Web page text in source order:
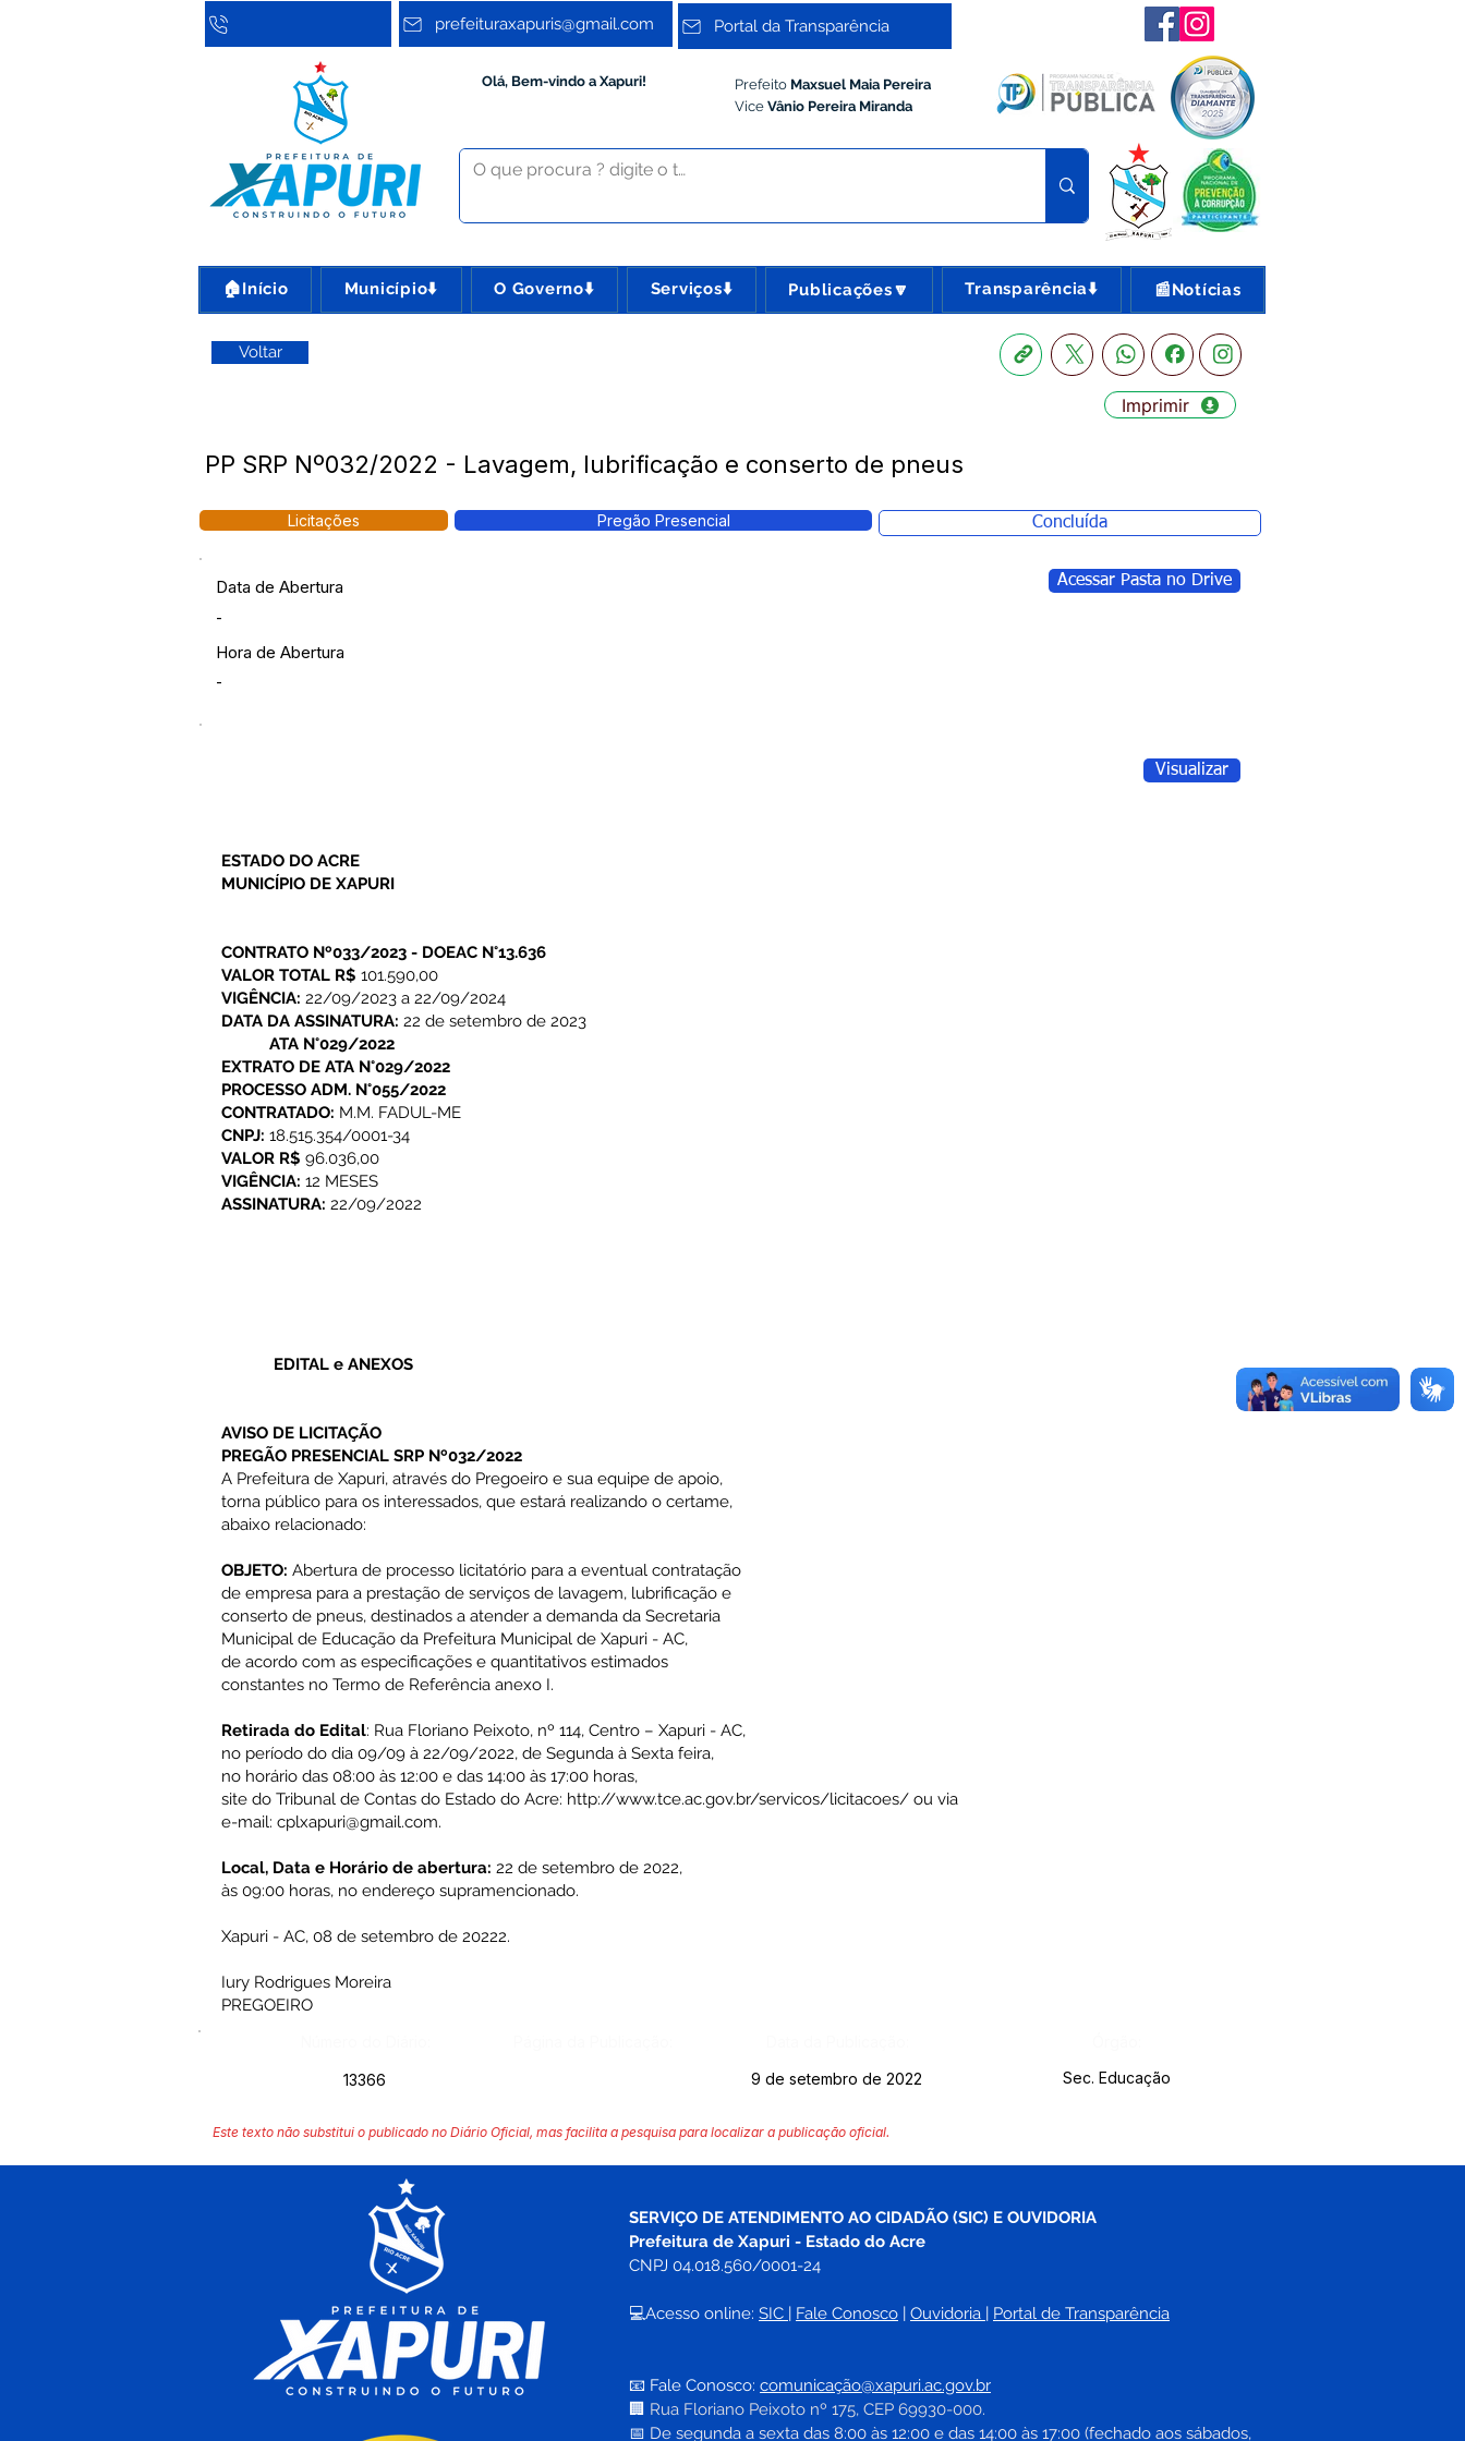
prefeituraxapuris@gmail.com Portal da Transparência
Olá, Bem-vindo a Xapuri! Prefeito Maxsuel Maia Pereira
Vice Vânio Pereira Miranda
🏠Início Município⬇️ O Governo⬇️ Serviços⬇️ Publicações🔽 Transparência⬇️ 📰Notícias
Voltar
Imprimir
PP SRP Nº032/2022 - Lavagem, lubrificação e conserto de pneus
Licitações Pregão Presencial Concluída
Data de Abertura
-
Hora de Abertura
-
Acessar Pasta no Drive
Visualizar
ESTADO DO ACRE
MUNICÍPIO DE XAPURI
CONTRATO Nº033/2023 - DOEAC N°13.636
VALOR TOTAL R$ 101.590,00
VIGÊNCIA: 22/09/2023 a 22/09/2024
DATA DA ASSINATURA: 22 de setembro de 2023
ATA N°029/2022
EXTRATO DE ATA N°029/2022
PROCESSO ADM. N°055/2022
CONTRATADO: M.M. FADUL-ME
CNPJ: 18.515.354/0001-34
VALOR R$ 96.036,00
VIGÊNCIA: 12 MESES
ASSINATURA: 22/09/2022
EDITAL e ANEXOS
AVISO DE LICITAÇÃO
PREGÃO PRESENCIAL SRP Nº032/2022
A Prefeitura de Xapuri, através do Pregoeiro e sua equipe de apoio,
torna público para os interessados, que estará realizando o certame,
abaixo relacionado:
OBJETO: Abertura de processo licitatório para a eventual contratação
de empresa para a prestação de serviços de lavagem, lubrificação e
conserto de pneus, destinados a atender a demanda da Secretaria
Municipal de Educação da Prefeitura Municipal de Xapuri - AC,
de acordo com as especificações e quantitativos estimados
constantes no Termo de Referência anexo I.
Retirada do Edital: Rua Floriano Peixoto, nº 114, Centro – Xapuri - AC,
no período do dia 09/09 à 22/09/2022, de Segunda à Sexta feira,
no horário das 08:00 às 12:00 e das 14:00 às 17:00 horas,
site do Tribunal de Contas do Estado do Acre: http://www.tce.ac.gov.br/servicos/licitacoes/ ou via
e-mail: cplxapuri@gmail.com.
Local, Data e Horário de abertura: 22 de setembro de 2022,
às 09:00 horas, no endereço supramencionado.
Xapuri - AC, 08 de setembro de 20222.
Iury Rodrigues Moreira
PREGOEIRO
13366 9 de setembro de 2022 Sec. Educação
Este texto não substitui o publicado no Diário Oficial, mas facilita a pesquisa para localizar a publicação oficial.
SERVIÇO DE ATENDIMENTO AO CIDADÃO (SIC) E OUVIDORIA
Prefeitura de Xapuri - Estado do Acre
CNPJ 04.018.560/0001-24
💻Acesso online: SIC | Fale Conosco | Ouvidoria | Portal de Transparência
📧 Fale Conosco: comunicação@xapuri.ac.gov.br
🏢 Rua Floriano Peixoto nº 175, CEP 69930-000.
📅 De segunda a sexta das 8:00 às 12:00 e das 14:00 às 17:00 (fechado aos sábados,